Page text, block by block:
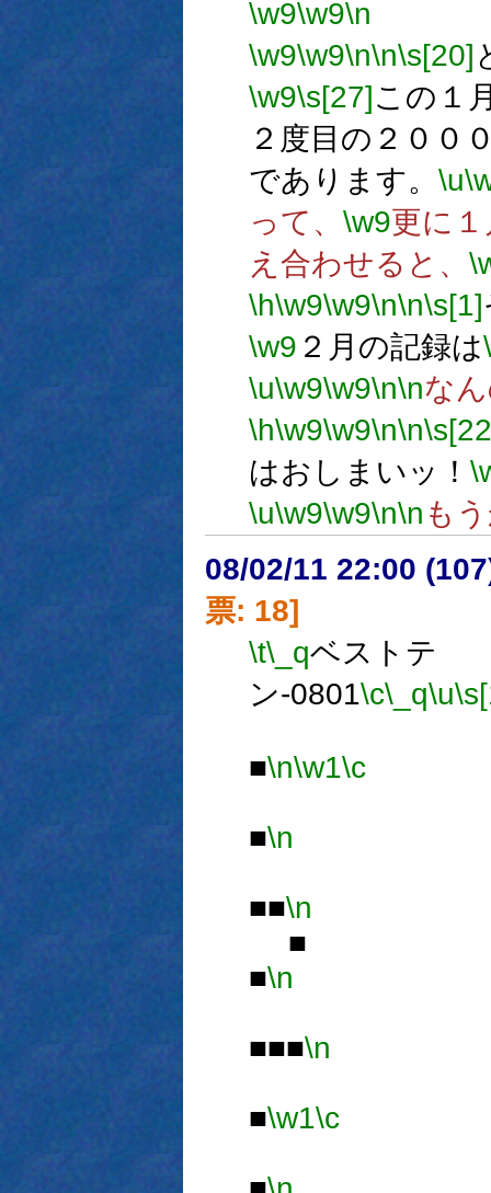
\w9\w9\n
\w9\w9\n\n\s[20]
\w9\s[27] この１
２度目の２００
であります。 \u
って、 \w9更に
え合わせると、
\h\w9\w9\n\n\s[1]
\w9 ２月の記録は
\u\w9\w9\n\nな
\h\w9\w9\n\n
はおしまいッ！
\u\w9\w9\n\n も
08/02/11 22:00
票: 18]
\t\_qベストテ
ン-0801\c\_q\u
■\n\w1\c
■\n
■■\n
■
■\n
■■■\n
■\w1\c